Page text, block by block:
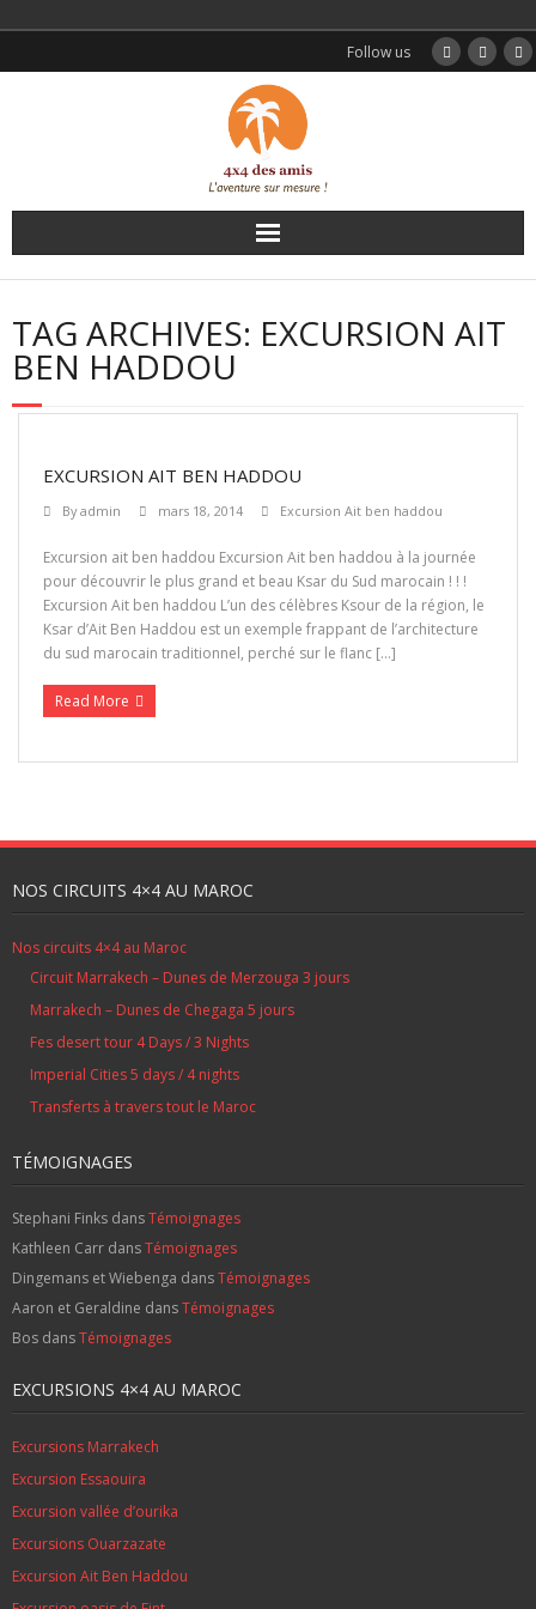
Follow us
Accueil
Nos circuits
Transferts
Témoignages
Galerie
Contactez nous
Réservation
Maroc
TAG ARCHIVES: EXCURSION AIT
BEN HADDOU
EXCURSION AIT BEN HADDOU
Byadmin mars 18, 2014 Excursion Ait ben haddou
Excursion ait ben haddou Excursion Ait ben haddou à la journée
pour découvrir le plus grand et beau Ksar du Sud marocain ! ! !
Excursion Ait ben haddou L’un des célèbres Ksour de la région, le
Ksar d’Ait Ben Haddou est un exemple frappant de l’architecture
du sud marocain traditionnel, perché sur le flanc […]
Read More
NOS CIRCUITS 4×4 AU MAROC
Nos circuits 4×4 au Maroc
Circuit Marrakech – Dunes de Merzouga 3 jours
Marrakech – Dunes de Chegaga 5 jours
Fes desert tour 4 Days / 3 Nights
Imperial Cities 5 days / 4 nights
Transferts à travers tout le Maroc
TÉMOIGNAGES
Stephani Finks dansTémoignages
Kathleen Carr dansTémoignages
Dingemans et Wiebenga dansTémoignages
Aaron et Geraldine dansTémoignages
Bos dansTémoignages
EXCURSIONS 4×4 AU MAROC
Excursions Marrakech
Excursion Essaouira
Excursion vallée d’ourika
Excursions Ouarzazate
Excursion Ait Ben Haddou